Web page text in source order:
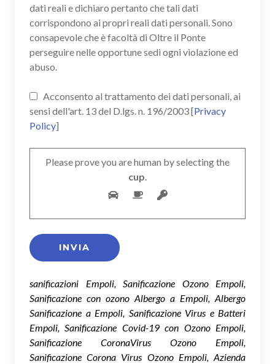
dati reali e dichiaro pertanto che tali dati
corrispondono ai propri reali dati personali. Sono
consapevole che è facoltà di Oltre il Ponte
perseguire nelle opportune sedi ogni violazione ed
abuso.
Acconsento al trattamento dei dati personali, ai
sensi dell'art. 13 del D.lgs. n. 196/2003 [Privacy
Policy]
Please prove you are human by selecting the
cup.
sanificazioni Empoli, Sanificazione Ozono Empoli,
Sanificazione con ozono Albergo a Empoli, Albergo
Sanificazione a Empoli, Sanificazione Virus e Batteri
Empoli, Sanificazione Covid-19 con Ozono Empoli,
Sanificazione CoronaVirus Ozono Empoli,
Sanificazione Corona Virus Ozono Empoli, Azienda